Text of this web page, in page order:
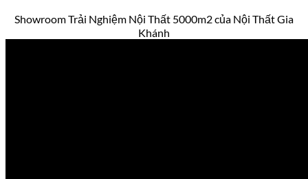
Showroom Trải Nghiệm Nội Thất 5000m2 của Nội Thất Gia
Khánh